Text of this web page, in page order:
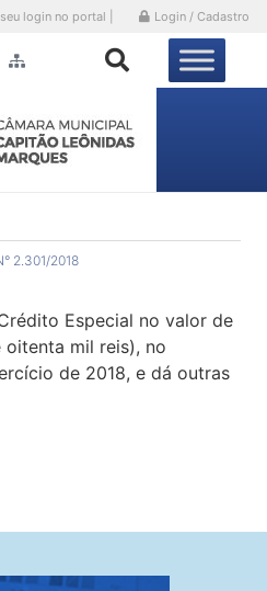
login no portal | Login / Cadastro
2.301/2018
Especial no valor de
oitenta mil reis), no
de 2018, e dá outras